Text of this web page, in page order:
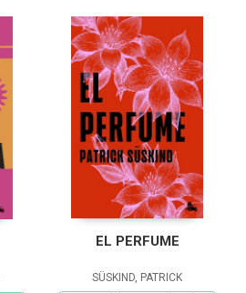
EL PERFUME
SÜSKIND, PATRICK